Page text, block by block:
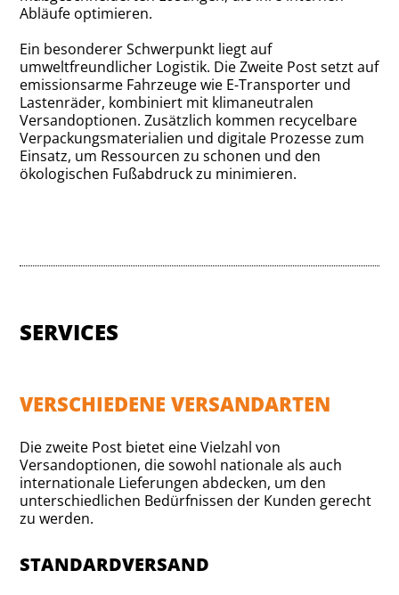
Abläufe optimieren.
Ein besonderer Schwerpunkt liegt auf
umweltfreundlicher Logistik. Die Zweite Post setzt auf
emissionsarme Fahrzeuge wie E-Transporter und
Lastenräder, kombiniert mit klimaneutralen
Versandoptionen. Zusätzlich kommen recycelbare
Verpackungsmaterialien und digitale Prozesse zum
Einsatz, um Ressourcen zu schonen und den
ökologischen Fußabdruck zu minimieren.
SERVICES
VERSCHIEDENE VERSANDARTEN
Die zweite Post bietet eine Vielzahl von
Versandoptionen, die sowohl nationale als auch
internationale Lieferungen abdecken, um den
unterschiedlichen Bedürfnissen der Kunden gerecht
zu werden.
STANDARDVERSAND